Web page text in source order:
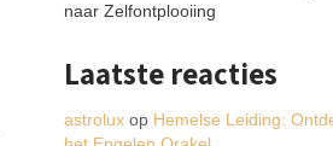
naar Zelfontplooiing
Laatste reacties
astrolux op Hemelse Leiding: